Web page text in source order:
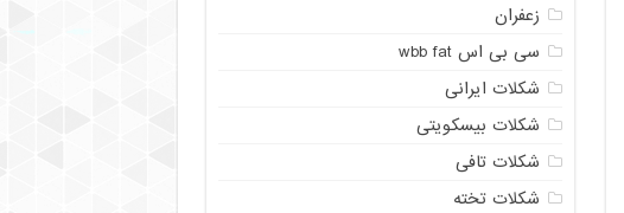
زعفران
سی بی اس wbb fat
شکلات ایرانی
شکلات بیسکویتی
شکلات تافی
شکلات تخته